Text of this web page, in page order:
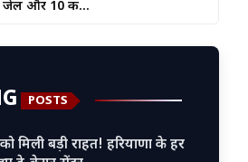
जेल और ₹10 क...
POSTS
मिली बड़ी राहत! हरियाणा के हर